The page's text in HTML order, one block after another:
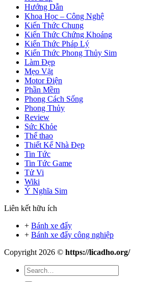
Hướng Dẫn
Khoa Học – Công Nghệ
Kiến Thức Chung
Kiến Thức Chứng Khoáng
Kiến Thức Pháp Lý
Kiến Thức Phong Thủy Sim
Làm Đẹp
Mẹo Vặt
Motor Điện
Phần Mềm
Phong Cách Sống
Phong Thủy
Review
Sức Khỏe
Thể thao
Thiết Kế Nhà Đẹp
Tin Tức
Tin Tức Game
Tử Vi
Wiki
Ý Nghĩa Sim
Liên kết hữu ích
+ Bánh xe đẩy
+ Bánh xe đẩy công nghiệp
Copyright 2026 © https://licadho.org/